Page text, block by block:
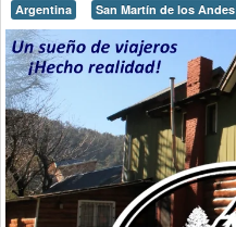
Argentina San Martín de los Andes